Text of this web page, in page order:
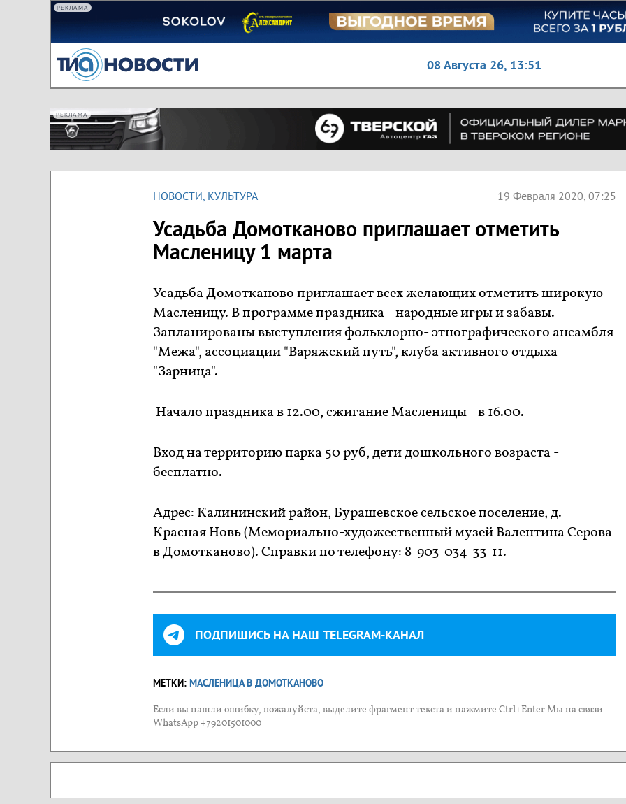
РЕКЛАМА
08 Августа 26, 13:51
РЕКЛАМА
НОВОСТИ, КУЛЬТУРА 19 Февраля 2020, 07:25
Усадьба Домотканово приглашает отметить
Масленицу 1 марта
Усадьба Домотканово приглашает всех желающих отметить широкую
Масленицу. В программе праздника - народные игры и забавы.
Запланированы выступления фольклорно- этнографического ансамбля
"Межа", ассоциации "Варяжский путь", клуба активного отдыха
"Зарница".
Начало праздника в 12.00, сжигание Масленицы - в 16.00.
Вход на территорию парка 50 руб, дети дошкольного возраста -
бесплатно.
Адрес: Калининский район, Бурашевское сельское поселение, д.
Красная Новь (Мемориально-художественный музей Валентина Серова
в Домотканово). Справки по телефону: 8-903-034-33-11.
ПОДПИШИСЬ НА НАШ TELEGRAM-КАНАЛ
МЕТКИ: МАСЛЕНИЦА В ДОМОТКАНОВО
Если вы нашли ошибку, пожалуйста, выделите фрагмент текста и нажмите Ctrl+Enter Мы на связи
WhatsApp +79201501000